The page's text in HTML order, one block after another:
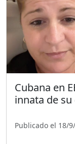
Cubana en
innata de
Publicado el 18/